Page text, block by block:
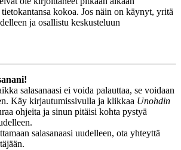
tietokantansa kokoa. Jos näin on käynyt, yritä
ja osallistu keskusteluun
salasanaasi ei voida palauttaa, se voidaan
Käy kirjautumissivulla ja klikkaa Unohdin
ohjeita ja sinun pitäisi kohta pystyä
salasanaasi uudelleen, ota yhteyttä